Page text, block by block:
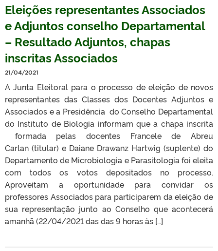
Eleições representantes Associados
e Adjuntos conselho Departamental
– Resultado Adjuntos, chapas
inscritas Associados
21/04/2021
A Junta Eleitoral para o processo de eleição de novos
representantes das Classes dos Docentes Adjuntos e
Associados e a Presidência do Conselho Departamental
do Instituto de Biologia informam que a chapa inscrita
formada pelas docentes Francele de Abreu
Carlan (titular) e Daiane Drawanz Hartwig (suplente) do
Departamento de Microbiologia e Parasitologia foi eleita
com todos os votos depositados no processo.
Aproveitam a oportunidade para convidar os
professores Associados para participarem da eleição de
sua representação junto ao Conselho que acontecerá
amanhã (22/04/2021 das das 9 horas às […]